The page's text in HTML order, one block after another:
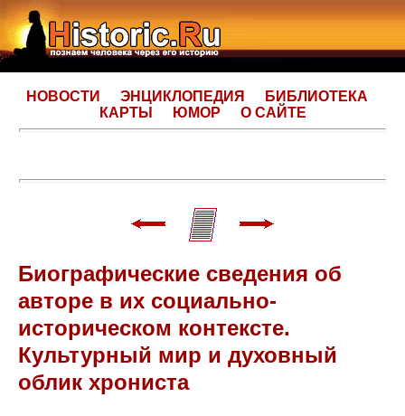
НОВОСТИ ЭНЦИКЛОПЕДИЯ
БИБЛИОТЕКА
КАРТЫ
ЮМОР О САЙТЕ
Биографические сведения об
авторе в их социально-
историческом контексте.
Культурный мир и духовный
облик хрониста